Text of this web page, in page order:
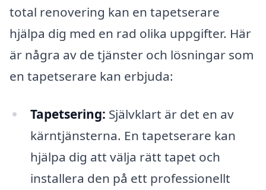
total renovering kan en tapetserare
hjälpa dig med en rad olika uppgifter. Här
är några av de tjänster och lösningar som
en tapetserare kan erbjuda:
Tapetsering: Självklart är det en av
kärntjänsterna. En tapetserare kan
hjälpa dig att välja rätt tapet och
installera den på ett professionellt